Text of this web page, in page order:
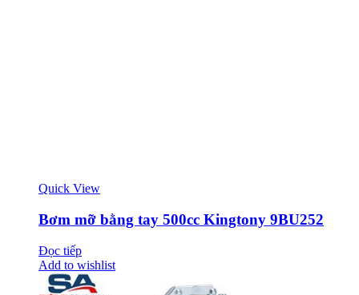
Quick View
Bơm mỡ bằng tay 500cc Kingtony 9BU252
Đọc tiếp
Add to wishlist